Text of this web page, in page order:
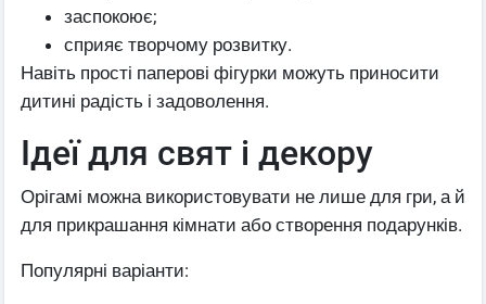
заспокоює;
сприяє творчому розвитку.
Навіть прості паперові фігурки можуть приносити
дитині радість і задоволення.
Ідеї для свят і декору
Орігамі можна використовувати не лише для гри, а й
для прикрашання кімнати або створення подарунків.
Популярні варіанти: